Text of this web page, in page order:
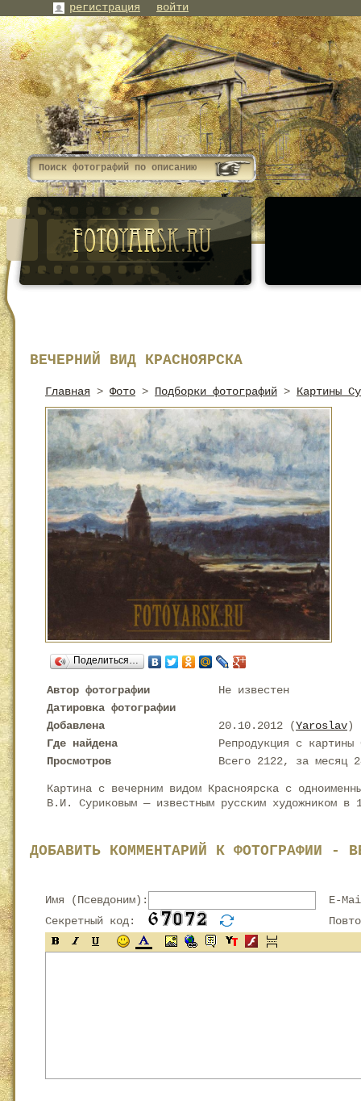
ВЕЧЕРНИЙ ВИД КРАСНОЯРСКА
Главная > Фото > Подборки фотографий > Картины
Поделиться…
Автор фотографии
Не известен
Датировка фотографии
Добавлена
20.10.2012 (Yaroslav)
Где найдена
Репродукция с
Просмотров
Всего 2122, за месяц
Картина с вечерним видом Красноярска с
В.И. Суриковым — известным русским художником в
ДОБАВИТЬ КОММЕНТАРИЙ К ФОТОГРАФИИ -
Имя (Псевдоним):
E-
Секретный код:
регистрация войти